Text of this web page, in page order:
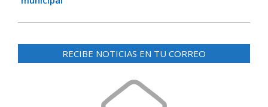
RECIBE NOTICIAS EN TU CORREO